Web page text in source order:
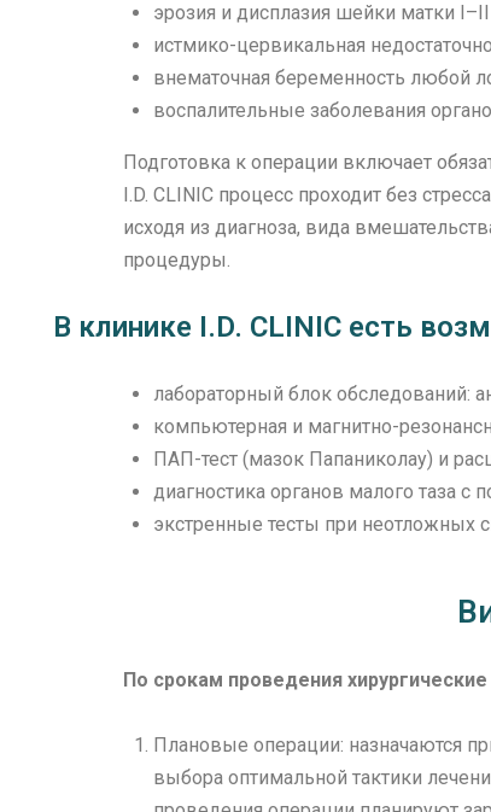
эрозия и дисплазия шейки матки I–II
истмико-цервикальная
внематочная беременность любой
воспалительные заболевания
Подготовка к операции включает
I.D. CLINIC процесс проходит без
исходя из диагноза, вида
процедуры.
В клинике I.D. CLINIC есть
лабораторный блок обследований:
компьютерная и магнитно-
ПАП-тест (мазок Папаниколау) и
диагностика органов малого таза с
экстренные тесты при неотложных
По срокам проведения
Плановые операции: назначаются
выбора оптимальной тактики